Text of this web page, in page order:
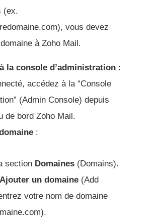
(ex.
vous devez
à Zoho Mail.
la console d’administration :
accédez à la “Console
(Admin Console) depuis
de bord Zoho Mail.
:
section Domaines (Domains).
Ajouter un domaine (Add
votre nom de domaine